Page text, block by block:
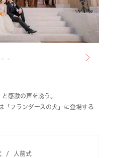
感激の声を誘う。
フランダースの犬」に登場する
人前式